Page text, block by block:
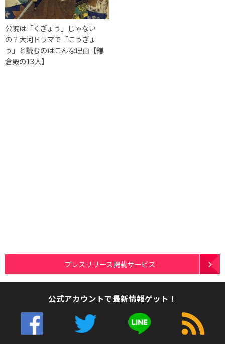
公暁は「くぎょう」じゃない
の？大河ドラマで「こうぎょ
う」と読むのはこんな理由【鎌
倉殿の13人】
プレスリリース掲載サービス
公式アカウントで最新情報ゲット！